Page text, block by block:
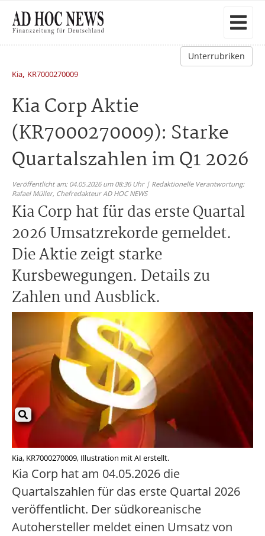
Unterrubriken
Kia, KR7000270009
Kia Corp Aktie
(KR7000270009): Starke
Quartalszahlen im Q1 2026
Veröffentlicht am: 04.05.2026 um 08:36 Uhr | Redaktionelle Verantwortung:
Rafael Müller, Chefredakteur AD HOC NEWS
Kia Corp hat für das erste Quartal
2026 Umsatzrekorde gemeldet.
Die Aktie zeigt starke
Kursbewegungen. Details zu
Zahlen und Ausblick.
Kia, KR7000270009, Illustration mit AI erstellt.
Kia Corp hat am 04.05.2026 die
Quartalszahlen für das erste Quartal 2026
veröffentlicht. Der südkoreanische
Autohersteller meldet einen Umsatz von